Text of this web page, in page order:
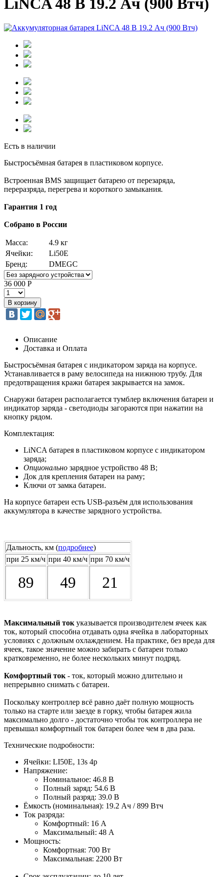
LiNCA 48 В 19.2 Ач (900 Втч)
Есть в наличии
Быстросъёмная батарея в пластиковом корпусе.
Встроенная BMS защищает батарею от перезаряда,
переразряда, перегрева и короткого замыкания.
Гарантия 1 год
Собрано в России
Масса:
4.9 кг
Ячейки:
Li50E
Бренд:
DMEGC
36 000 Р
Описание
Доставка и Оплата
Быстросъёмная батарея с индикатором заряда на корпусе.
Устанавливается в раму велосипеда на нижнюю трубу. Для
предотвращения кражи батарея закрывается на замок.
Снаружи батареи располагается тумблер включения батареи и
индикатор заряда - светодиоды загораются при нажатии на
кнопку рядом.
Комплектация:
LiNCA батарея в пластиковом корпусе с индикатором
заряда;
Опционально зарядное устройство 48 В;
Док для крепления батареи на раму;
Ключи от замка батареи.
На корпусе батареи есть USB-разъём для использования
аккумулятора в качестве зарядного устройства.
Дальность, км (подробнее)
при 25 км/ч при 40 км/ч при 70 км/ч
89 49 21
Максимальный ток указывается производителем ячеек как
ток, который способна отдавать одна ячейка в лабораторных
условиях с должным охлаждением. На практике, без вреда для
ячеек, такое значение можно забирать с батареи только
кратковременно, не более нескольких минут подряд.
Комфортный ток - ток, который можно длительно и
непрерывно снимать с батареи.
Поскольку контроллер всё равно даёт полную мощность
только на старте или заезде в горку, чтобы батарея жила
максимально долго - достаточно чтобы ток контроллера не
превышал комфортный ток батареи более чем в два раза.
Технические подробности:
Ячейки: LI50E, 13s 4p
Напряжение:
Номинальное: 46.8 В
Полный заряд: 54.6 В
Полный разряд: 39.0 В
Ёмкость (номинальная): 19.2 Ач / 899 Втч
Ток разряда:
Комфортный: 16 A
Максимальный: 48 A
Мощность:
Комфортная: 700 Вт
Максимальная: 2200 Вт